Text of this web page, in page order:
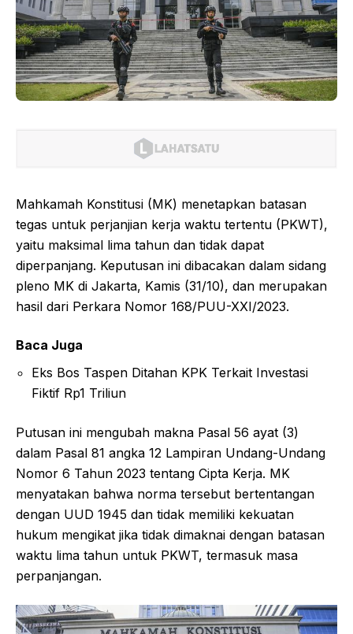
Mahkamah Konstitusi (MK) menetapkan batasan
tegas untuk perjanjian kerja waktu tertentu (PKWT),
yaitu maksimal lima tahun dan tidak dapat
diperpanjang. Keputusan ini dibacakan dalam sidang
pleno MK di Jakarta, Kamis (31/10), dan merupakan
hasil dari Perkara Nomor 168/PUU-XXI/2023.
Baca Juga
Eks Bos Taspen Ditahan KPK Terkait Investasi
Fiktif Rp1 Triliun
Putusan ini mengubah makna Pasal 56 ayat (3)
dalam Pasal 81 angka 12 Lampiran Undang-Undang
Nomor 6 Tahun 2023 tentang Cipta Kerja. MK
menyatakan bahwa norma tersebut bertentangan
dengan UUD 1945 dan tidak memiliki kekuatan
hukum mengikat jika tidak dimaknai dengan batasan
waktu lima tahun untuk PKWT, termasuk masa
perpanjangan.